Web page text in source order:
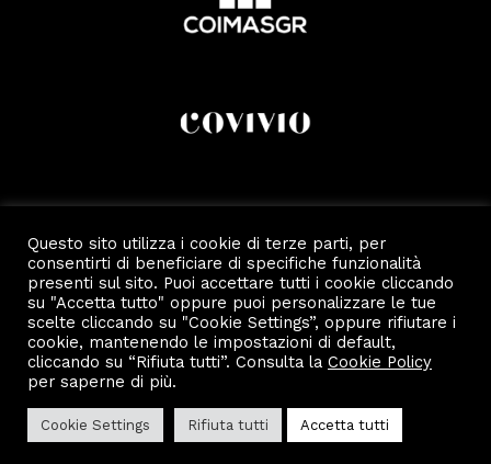
Copyright 2022 by Scalo Di Porta Romana.
Questo sito utilizza i cookie di terze parti, per
consentirti di beneficiare di specifiche funzionalità
presenti sul sito. Puoi accettare tutti i cookie cliccando
su "Accetta tutto" oppure puoi personalizzare le tue
scelte cliccando su "Cookie Settings”, oppure rifiutare i
cookie, mantenendo le impostazioni di default,
cliccando su “Rifiuta tutti”. Consulta la Cookie Policy
per saperne di più.
Cookie Settings Rifiuta tutti Accetta tutti